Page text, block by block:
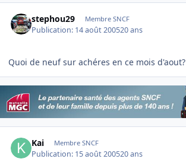
stephou29 Membre SNCF
Publication: 14 août 200520 ans
Quoi de neuf sur achéres en ce mois d'aout?
Kai Membre SNCF
Publication: 15 août 200520 ans